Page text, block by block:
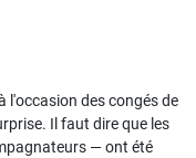
l'occasion des congés de
Il faut dire que les
— ont été